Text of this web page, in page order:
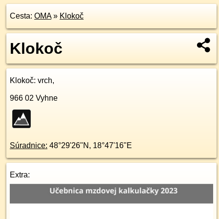
Cesta: OMA» Klokoč
Klokoč
Klokoč: vrch,
966 02 Vyhne
Súradnice: 48°29'26"N , 18°47'16"E
Extra: